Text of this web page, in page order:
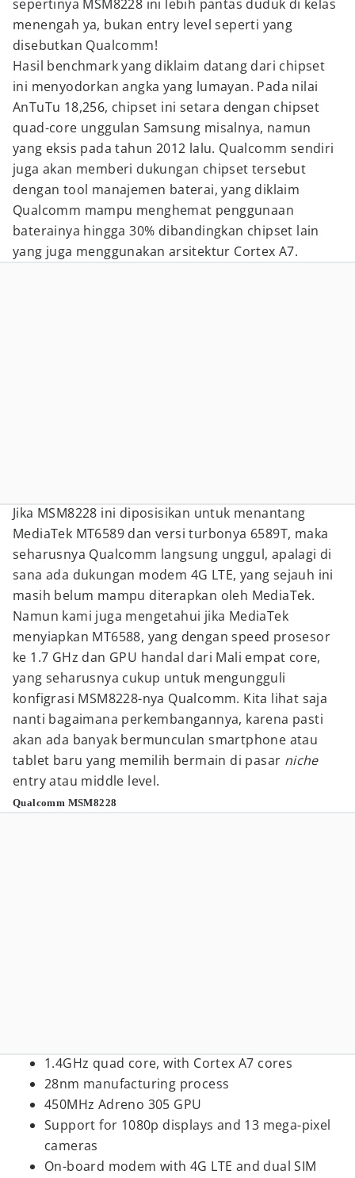
sepertinya MSM8228 ini lebih pantas duduk di kelas
menengah ya, bukan entry level seperti yang
disebutkan Qualcomm!
Hasil benchmark yang diklaim datang dari chipset
ini menyodorkan angka yang lumayan. Pada nilai
AnTuTu 18,256, chipset ini setara dengan chipset
quad-core unggulan Samsung misalnya, namun
yang eksis pada tahun 2012 lalu. Qualcomm sendiri
juga akan memberi dukungan chipset tersebut
dengan tool manajemen baterai, yang diklaim
Qualcomm mampu menghemat penggunaan
baterainya hingga 30% dibandingkan chipset lain
yang juga menggunakan arsitektur Cortex A7.
Jika MSM8228 ini diposisikan untuk menantang
MediaTek MT6589 dan versi turbonya 6589T, maka
seharusnya Qualcomm langsung unggul, apalagi di
sana ada dukungan modem 4G LTE, yang sejauh ini
masih belum mampu diterapkan oleh MediaTek.
Namun kami juga mengetahui jika MediaTek
menyiapkan MT6588, yang dengan speed prosesor
ke 1.7 GHz dan GPU handal dari Mali empat core,
yang seharusnya cukup untuk mengungguli
konfigrasi MSM8228-nya Qualcomm. Kita lihat saja
nanti bagaimana perkembangannya, karena pasti
akan ada banyak bermunculan smartphone atau
tablet baru yang memilih bermain di pasar niche
entry atau middle level.
Qualcomm MSM8228
1.4GHz quad core, with Cortex A7 cores
28nm manufacturing process
450MHz Adreno 305 GPU
Support for 1080p displays and 13 mega-pixel
cameras
On-board modem with 4G LTE and dual SIM